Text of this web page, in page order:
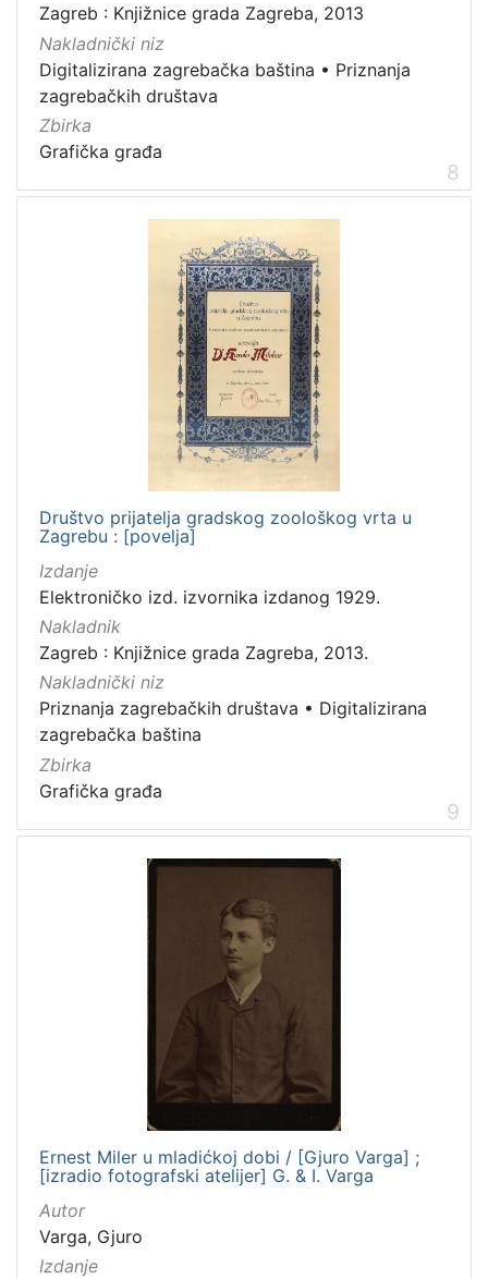
Zagreb : Knjižnice grada Zagreba, 2013
Nakladnički niz
Digitalizirana zagrebačka baština • Priznanja
zagrebačkih društava
Zbirka
Grafička građa
8
Društvo prijatelja gradskog zoološkog vrta u
Zagrebu : [povelja]
Izdanje
Elektroničko izd. izvornika izdanog 1929.
Nakladnik
Zagreb : Knjižnice grada Zagreba, 2013.
Nakladnički niz
Priznanja zagrebačkih društava • Digitalizirana
zagrebačka baština
Zbirka
Grafička građa
9
Ernest Miler u mladićkoj dobi / [Gjuro Varga] ;
[izradio fotografski atelijer] G. & I. Varga
Autor
Varga, Gjuro
Izdanje